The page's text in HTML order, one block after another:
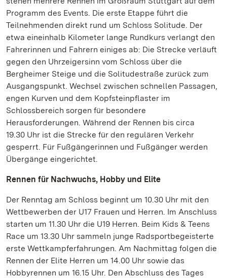
Programm des Events. Die erste Etappe führt die
Teilnehmenden direkt rund um Schloss Solitude. Der
etwa eineinhalb Kilometer lange Rundkurs verlangt den
Fahrerinnen und Fahrern einiges ab: Die Strecke verläuft
gegen den Uhrzeigersinn vom Schloss über die
Bergheimer Steige und die Solitudestraße zurück zum
Ausgangspunkt. Wechsel zwischen schnellen Passagen,
engen Kurven und dem Kopfsteinpflaster im
Schlossbereich sorgen für besondere
Herausforderungen. Während der Rennen bis circa
19.30 Uhr ist die Strecke für den regulären Verkehr
gesperrt. Für Fußgängerinnen und Fußgänger werden
Übergänge eingerichtet.
Rennen für Nachwuchs, Hobby und Elite
Der Renntag am Schloss beginnt um 10.30 Uhr mit den
Wettbewerben der U17 Frauen und Herren. Im Anschluss
starten um 11.30 Uhr die U19 Herren. Beim Kids & Teens
Race um 13.30 Uhr sammeln junge Radsportbegeisterte
erste Wettkampferfahrungen. Am Nachmittag folgen die
Rennen der Elite Herren um 14.00 Uhr sowie das
Hobbyrennen um 16.15 Uhr. Den Abschluss des Tages